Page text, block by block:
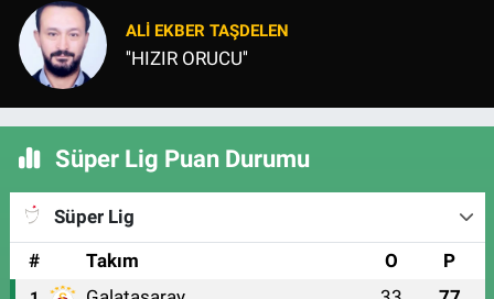
ALI EKBER TAŞDELEN
''HIZIR ORUCU''
Süper Lig Puan Durumu
Süper Lig
#
Takım O P